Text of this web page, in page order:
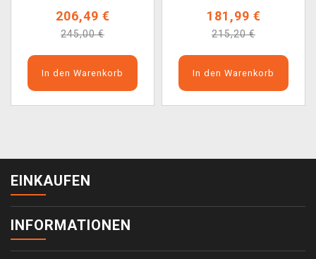
206,49 €
245,00 €
In den Warenkorb
181,99 €
215,20 €
In den Warenkorb
EINKAUFEN
INFORMATIONEN